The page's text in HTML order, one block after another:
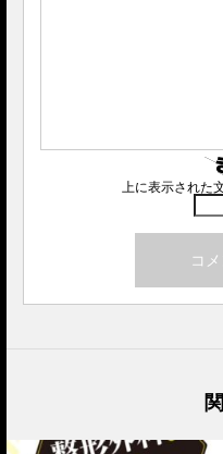
上に表示された